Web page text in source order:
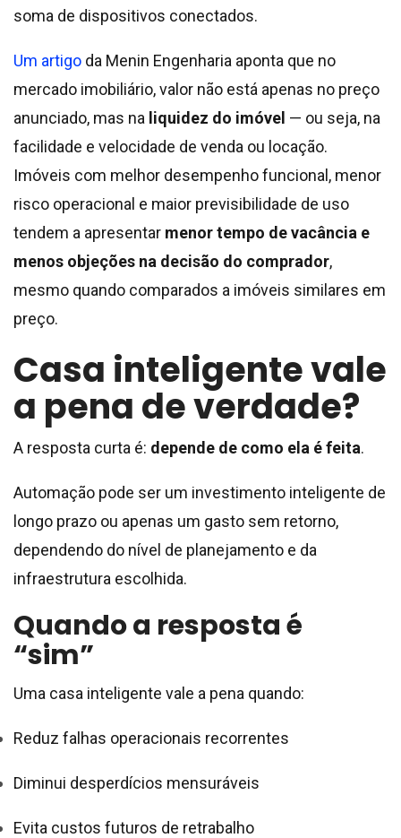
soma de dispositivos conectados.
Um artigo da Menin Engenharia aponta que no
mercado imobiliário, valor não está apenas no preço
anunciado, mas na liquidez do imóvel — ou seja, na
facilidade e velocidade de venda ou locação.
Imóveis com melhor desempenho funcional, menor
risco operacional e maior previsibilidade de uso
tendem a apresentar menor tempo de vacância e
menos objeções na decisão do comprador,
mesmo quando comparados a imóveis similares em
preço.
Casa inteligente vale
a pena de verdade?
A resposta curta é: depende de como ela é feita.
Automação pode ser um investimento inteligente de
longo prazo ou apenas um gasto sem retorno,
dependendo do nível de planejamento e da
infraestrutura escolhida.
Quando a resposta é
“sim”
Uma casa inteligente vale a pena quando:
Reduz falhas operacionais recorrentes
Diminui desperdícios mensuráveis
Evita custos futuros de retrabalho